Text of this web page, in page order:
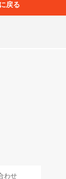
戻る
わせ